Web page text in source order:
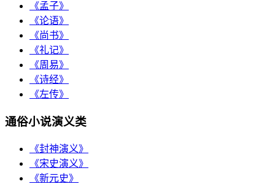
《孟子》
《论语》
《尚书》
《礼记》
《周易》
《诗经》
《左传》
通俗小说演义类
《封神演义》
《宋史演义》
《新元史》